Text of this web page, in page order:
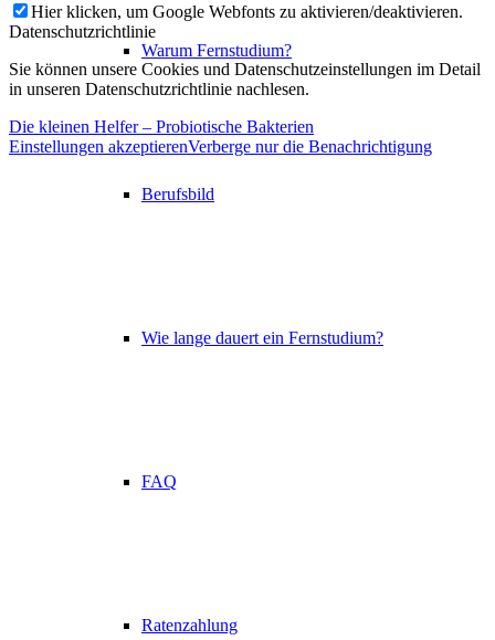
Warum Fernstudium?
Berufsbild
Wie lange dauert ein Fernstudium?
FAQ
Ratenzahlung
Hier klicken, um Google Webfonts zu aktivieren/deaktivieren.
Datenschutzrichtlinie
Sie können unsere Cookies und Datenschutzeinstellungen im Detail
in unseren Datenschutzrichtlinie nachlesen.
Die kleinen Helfer – Probiotische Bakterien
Einstellungen akzeptierenVerberge nur die Benachrichtigung